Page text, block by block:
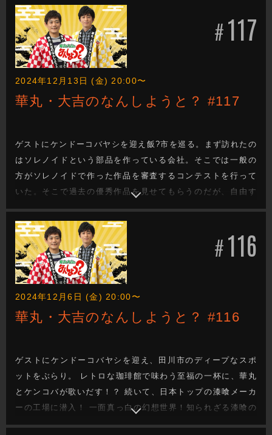
は？
#117
2024年12月13日 (金) 20:00〜
華丸・大吉のなんしようと？ #117
ゲストにケンドーコバヤシを迎え飯?市を巡る。まず訪れたの
はソレノイドという部品を作っている会社。そこでは一般の
方がソレノイドで作った作品を審査するコンテストを行って
いた。そこで過去の優秀作品を見せてもらうのだが、自由す
ぎる発想に華大・ケンコバも大爆笑。果たしてどんな作品な
のか？続いて、小郡の有名な「かえる寺」とご縁があるとい
う寺へ。そこには幻想的な世界が広がっていた。
#116
2024年12月6日 (金) 20:00〜
華丸・大吉のなんしようと？ #116
ゲストにケンドーコバヤシを迎え、田川市のディープなスポ
ットをぶらり。 レトロな珈琲館で味わう至福の一杯に、華丸
とケンコバが歌いだす！？ 続いて、日本トップの漆喰メーカ
ーの工場に潜入！ 一面真っ白の幻想世界！知られざる漆喰の
魅力に3人が大ハマリ！ 視聴者からのリクエストでは、本格